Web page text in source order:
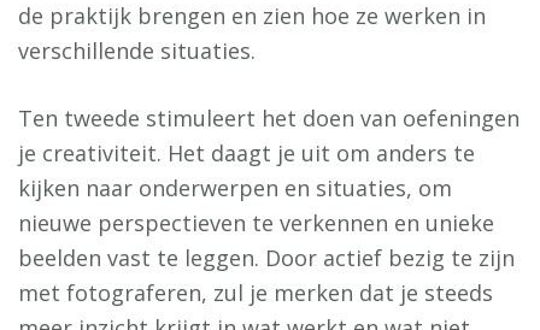
de praktijk brengen en zien hoe ze werken in
verschillende situaties.
Ten tweede stimuleert het doen van oefeningen
je creativiteit. Het daagt je uit om anders te
kijken naar onderwerpen en situaties, om
nieuwe perspectieven te verkennen en unieke
beelden vast te leggen. Door actief bezig te zijn
met fotograferen, zul je merken dat je steeds